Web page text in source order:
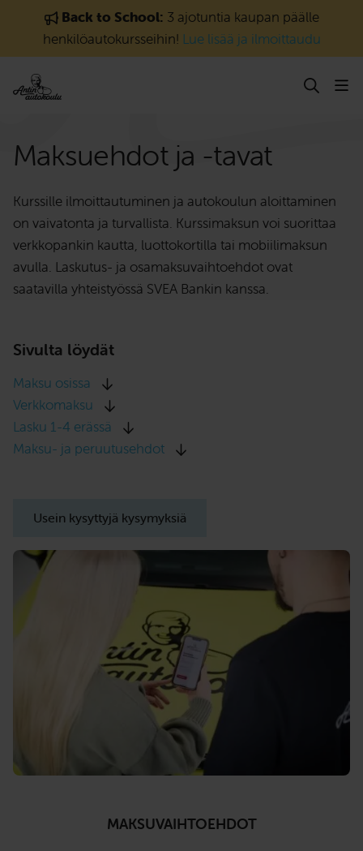
Siirry sisältöönBack to School: 3 ajotuntia kaupan päälle
henkilöautokursseihin! Lue lisää ja ilmoittaudu
Maksuehdot ja -tavat
Kurssille ilmoittautuminen ja autokoulun aloittaminen
on vaivatonta ja turvallista. Kurssimaksun voi suorittaa
verkkopankin kautta, luottokortilla tai mobiilimaksun
avulla. Laskutus- ja osamaksuvaihtoehdot ovat
saatavilla yhteistyössä SVEA Bankin kanssa.
Sivulta löydät
Maksu osissa
Verkkomaksu
Lasku 1-4 erässä
Maksu- ja peruutusehdot
Usein kysyttyjä kysymyksiä
MAKSUVAIHTOEHDOT